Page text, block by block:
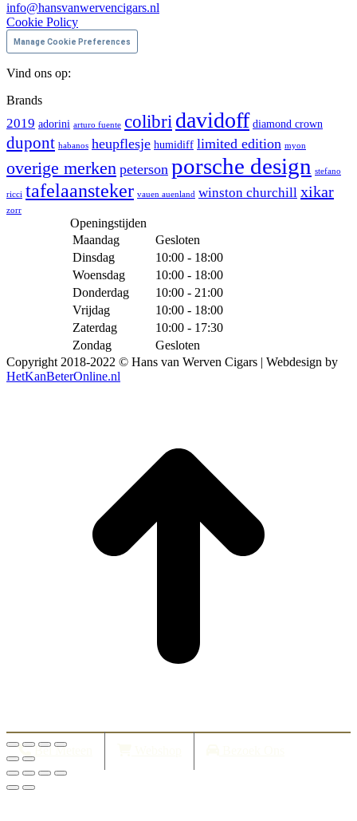
info@hansvanwervencigars.nl
Cookie Policy
Manage Cookie Preferences
Vind ons op:
Facebook
opens
in
window
Instagram
opens
in
window
Brands
2019 adorini arturo fuente colibridavidoff diamond crown
dupont habanos heupflesje humidiff limited edition myon
overige merken peterson porsche design stefano
ricci tafelaansteker vauen auenland winston churchill xikar
zorr
Openingstijden
Maandag
Gesloten
Dinsdag
10:00 - 18:00
Woensdag
10:00 - 18:00
Donderdag
10:00 - 21:00
Vrijdag
10:00 - 18:00
Zaterdag
10:00 - 17:30
Zondag
Gesloten
Copyright 2018-2022 © Hans van Werven Cigars | Webdesign by
HetKanBeterOnline.nl
Bel Meteen